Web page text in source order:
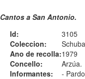
Cantos a San Antonio.
Id:
3105
Coleccion:
Ano de recolla:1979
Concello:
Arzúa.
Informantes:
-